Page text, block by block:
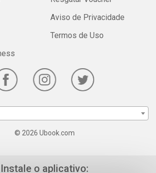
Aviso de Privacidade
Termos de Uso
© 2026 Ubook.com
Instale o aplicativo: